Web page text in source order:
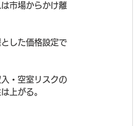
市場からかけ離
した価格設定で
・空室リスクの
上がる。